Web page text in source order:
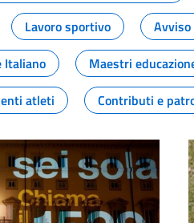
Lavoro sportivo
Italiano
Maestri
atleti Contributi e